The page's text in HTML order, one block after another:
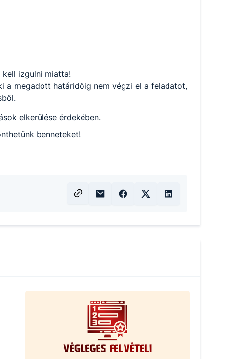
izgulni miatta!
a megadott határidőig nem végzi el a feladatot,
elkerülése érdekében.
benneteket!